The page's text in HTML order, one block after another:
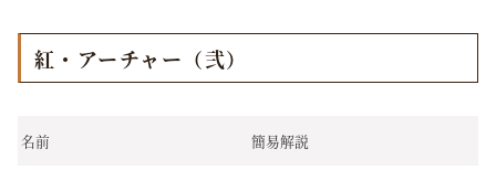
紅・アーチャー（弐）
名前 簡易解説